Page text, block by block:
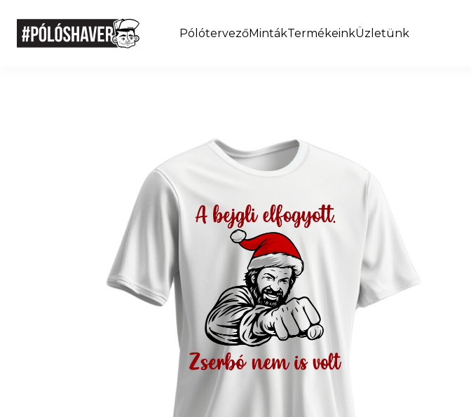
PólótervezőMintákTermékeinkÜzletünk